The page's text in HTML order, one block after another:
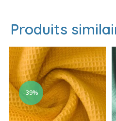
Produits
-39%